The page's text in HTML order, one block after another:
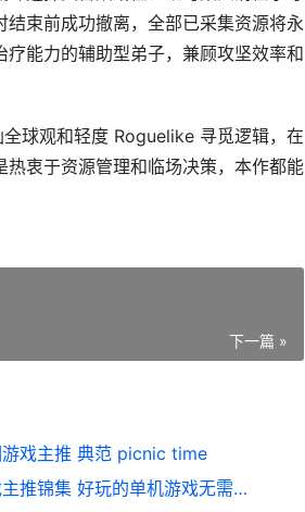
束前成功撤离，全部已采集资源将永
能力的辅助型弟子，兼顾攻坚效率和
球观和轻度 Roguelike 寻觅逻辑，在
衷于资源管理和临场决策，本作都能
下一篇 »
戏主推 典范 picnic time
好玩的单机游戏主推锦集 好玩的单机游戏无需网络